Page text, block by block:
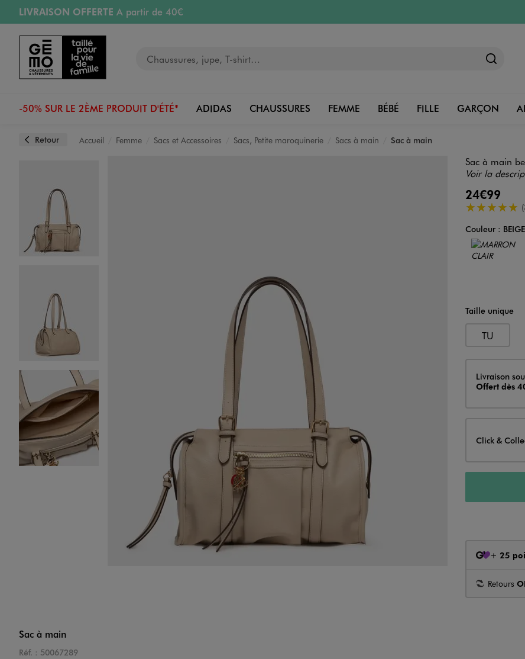
Aller au contenu principal
Aller à la navigation
LIVRAISON OFFERTE A partir de 40€
RETRAIT ET LIVRAISON OFFERTE
RÉSERVATION GRATUITE
4h en magasin
Retours OFFERTSpendant 30 jours
-50% SUR LE 2ÈME PRODUIT D'ÉTÉ* ADIDAS CHAUSSURES FEMME BÉBÉ FILLE GARÇON
Retour Accueil Femme Sacs et Accessoires Sacs, Petite maroquinerie Sacs à main Sac à main
Sac à main
Voir la
24€99
5/5 de
Couleur
Couleur :
Choisissez votre
Taille unique
TU
Livraison
Livraison
Offert dès
Click &
+ 25
Retours
Sac à main
Réf. : 50067289